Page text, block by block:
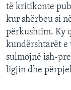
të kritikonte
kur shërbeu si
përkushtim. Ky
kundërshtarët e
sulmojnë ish-
ligjin dhe